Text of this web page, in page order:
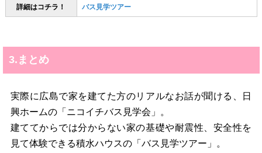
詳細はコチラ！ バス見学ツアー
3.まとめ
実際に広島で家を建てた方のリアルなお話が聞ける、日
興ホームの「ニコイチバス見学会」。
建ててからでは分からない家の基礎や耐震性、安全性を
見て体験できる積水ハウスの「バス見学ツアー」。